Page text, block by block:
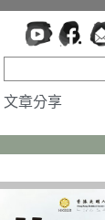
文章分享